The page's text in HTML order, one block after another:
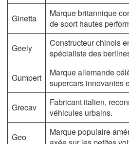
Ginetta
Marque britannique
de sport hautes
Geely
Constructeur chinois
spécialiste des
Gumpert
Marque allemande
supercars innovantes
Grecav
Fabricant italien,
véhicules urbains.
Geo
Marque populaire